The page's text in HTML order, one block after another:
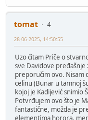
tomat
4
28-06-2025, 14:50:55
Uzo čitam Priče o
sve Davidove
preporučim ovo. Nisam
celinu (Bunar u tamnoj
kojoj je Kadijević snimio
Potvrđujem ovo što je
fantastične, možda je